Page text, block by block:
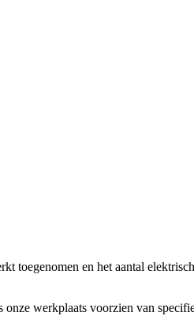
toegenomen en het aantal
werkplaats voorzien van